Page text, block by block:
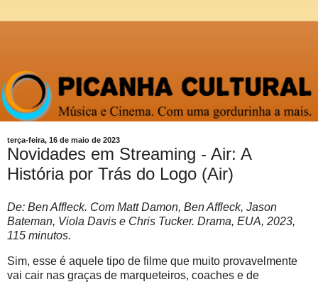
terça-feira, 16 de maio de 2023
Novidades em Streaming - Air: A
História por Trás do Logo (Air)
De: Ben Affleck. Com Matt Damon, Ben Affleck, Jason
Bateman, Viola Davis e Chris Tucker. Drama, EUA, 2023,
115 minutos.
Sim, esse é aquele tipo de filme que muito provavelmente
vai cair nas graças de marqueteiros, coaches e de